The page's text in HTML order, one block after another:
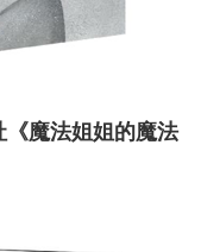
魔法姐姐的魔法